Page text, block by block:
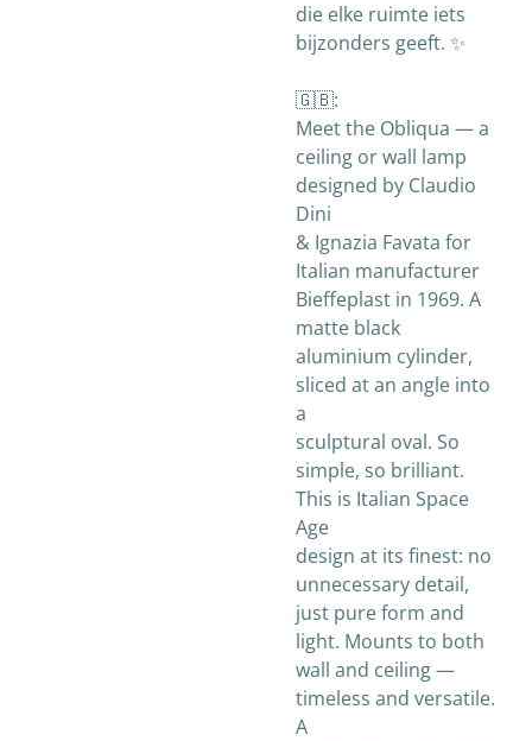
die elke ruimte iets
bijzonders geeft. ✨
🇬🇧:
Meet the Obliqua — a
ceiling or wall lamp
designed by Claudio
Dini
& Ignazia Favata for
Italian manufacturer
Bieffeplast in 1969. A
matte black
aluminium cylinder,
sliced at an angle into
a
sculptural oval. So
simple, so brilliant.
This is Italian Space
Age
design at its finest: no
unnecessary detail,
just pure form and
light. Mounts to both
wall and ceiling —
timeless and versatile.
A